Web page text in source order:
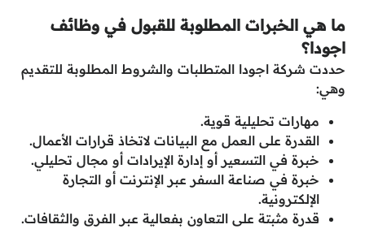
ما هي الخبرات المطلوبة للقبول في وظائف
اجودا؟
حددت شركة اجودا المتطلبات والشروط المطلوبة للتقديم
وهي:
مهارات تحليلية قوية.
القدرة على العمل مع البيانات لاتخاذ قرارات الأعمال.
خبرة في التسعير أو إدارة الإيرادات أو مجال تحليلي.
خبرة في صناعة السفر عبر الإنترنت أو التجارة
الإلكترونية.
قدرة مثبتة على التعاون بفعالية عبر الفرق والثقافات.